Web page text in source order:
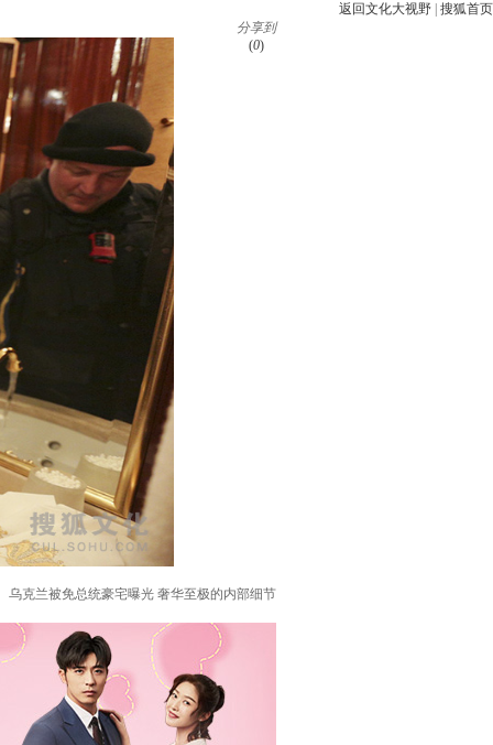
返回文化大视野 搜狐首页
分享到
(0)
乌克兰被免总统豪宅曝光 奢华至极的内部细节